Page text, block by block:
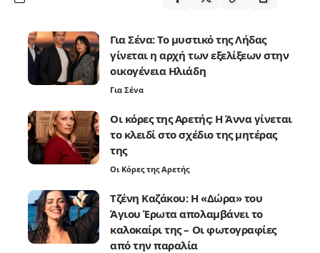
Για Σένα: Το μυστικό της Λήδας
γίνεται η αρχή των εξελίξεων στην
οικογένεια Ηλιάδη
Για Σένα
Οι κόρες της Αρετής: Η Άννα γίνεται
το κλειδί στο σχέδιο της μητέρας
της
Οι Κόρες της Αρετής
Τζένη Καζάκου: Η «Δώρα» του
Άγιου Έρωτα απολαμβάνει το
καλοκαίρι της – Οι φωτογραφίες
από την παραλία